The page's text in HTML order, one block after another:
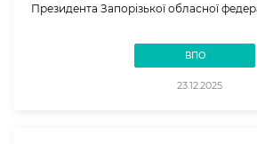
Президента Запорізької обласної
ВПО
23.12.2025